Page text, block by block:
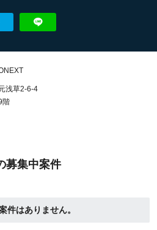
募集中案件
件はありません。
浅草2-6-4
階